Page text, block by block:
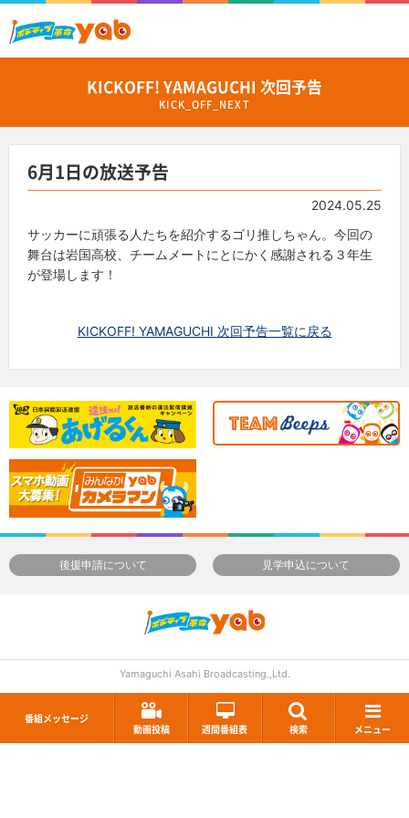
番組メッセージ
動画投稿
週間番組表 検索 メニュー
KICKOFF! YAMAGUCHI 次回予告
KICK_OFF_NEXT
6月1日の放送予告
2024.05.25
サッカーに頑張る人たちを紹介するゴリ推しちゃん。今回の
舞台は岩国高校、チームメートにとにかく感謝される３年生
が登場します！
KICKOFF! YAMAGUCHI 次回予告一覧に戻る
後援申請について 見学申込について
Yamaguchi Asahi Broadcasting.,Ltd.